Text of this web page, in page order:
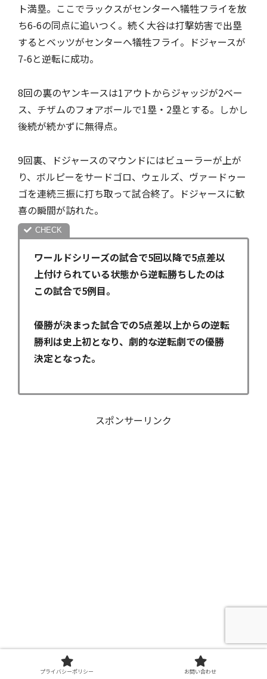
ト満塁。ここでラックスがセンターへ犠牲フライを放
ち6-6の同点に追いつく。続く大谷は打撃妨害で出塁
するとベッツがセンターへ犠牲フライ。ドジャースが
7-6と逆転に成功。
8回の裏のヤンキースは1アウトからジャッジが2ベー
ス、チザムのフォアボールで1塁・2塁とする。しかし
後続が続かずに無得点。
9回裏、ドジャースのマウンドにはビューラーが上が
り、ボルピーをサードゴロ、ウェルズ、ヴァードゥー
ゴを連続三振に打ち取って試合終了。ドジャースに歓
喜の瞬間が訪れた。
ワールドシリーズの試合で5回以降で5点差以
上付けられている状態から逆転勝ちしたのは
この試合で5例目。
優勝が決まった試合での5点差以上からの逆転
勝利は史上初となり、劇的な逆転劇での優勝
決定となった。
スポンサーリンク
プライバシーポリシー お問い合わせ